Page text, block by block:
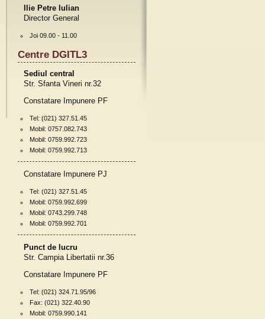
Ilie Petre Iulian
Director General
Joi 09.00 - 11.00
Centre DGITL3
Sediul central
Str. Sfanta Vineri nr.32
Constatare Impunere PF
Tel: (021) 327.51.45
Mobil: 0757.082.743
Mobil: 0759.992.723
Mobil: 0759.992.713
Constatare Impunere PJ
Tel: (021) 327.51.45
Mobil: 0759.992.699
Mobil: 0743.299.748
Mobil: 0759.992.701
Punct de lucru
Str. Campia Libertatii nr.36
Constatare Impunere PF
Tel: (021) 324.71.95/96
Fax: (021) 322.40.90
Mobil: 0759.990.141